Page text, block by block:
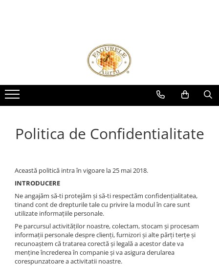
Miere 275g
Miere 400g
Miere 500g
Miere la Pet
Politica de Confidentialitate
Această politică intra în vigoare la 25 mai 2018.
INTRODUCERE
Ne angajăm să-ti protejăm și să-ti respectăm confidențialitatea,
tinand cont de drepturile tale cu privire la modul în care sunt
utilizate informațiile personale.
Pe parcursul activităților noastre, colectam, stocam și procesam
informații personale despre clienți, furnizori și alte părți terțe și
recunoaștem că tratarea corectă și legală a acestor date va
menține încrederea în companie și va asigura derularea
corespunzatoare a activitatii noastre.